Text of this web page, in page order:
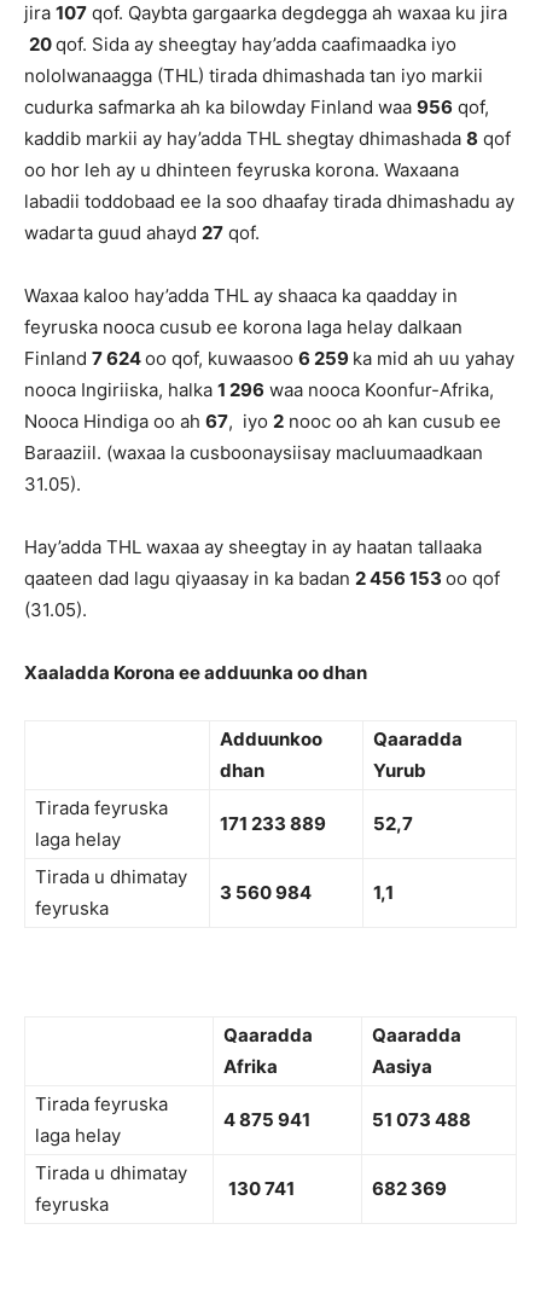
jira 107 qof. Qaybta gargaarka degdegga ah waxaa ku jira
20qof. Sida ay sheegtay hay’adda caafimaadka iyo
nololwanaagga (THL) tirada dhimashada tan iyo markii
cudurka safmarka ah ka bilowday Finland waa 956 qof,
kaddib markii ay hay’adda THL shegtay dhimashada 8 qof
oo hor leh ay u dhinteen feyruska korona. Waxaana
labadii toddobaad ee la soo dhaafay tirada dhimashadu ay
wadarta guud ahayd 27 qof.
Waxaa kaloo hay’adda THL ay shaaca ka qaadday in
feyruska nooca cusub ee korona laga helay dalkaan
Finland 7 624oo qof, kuwaasoo 6 259 ka mid ah uu yahay
nooca Ingiriiska, halka 1 296 waa nooca Koonfur-Afrika,
Nooca Hindiga oo ah 67, iyo 2 nooc oo ah kan cusub ee
Baraaziil. (waxaa la cusboonaysiisay macluumaadkaan
31.05).
Hay’adda THL waxaa ay sheegtay in ay haatan tallaaka
qaateen dad lagu qiyaasay in ka badan 2 456 153 oo qof
(31.05).
Xaaladda Korona ee adduunka oo dhan
Adduunkoo
dhan
Qaaradda
Yurub
Tirada feyruska
laga helay
171 233 889 52,7
Tirada u dhimatay
feyruska
3 560 984 1,1
Qaaradda
Afrika
Qaaradda
Aasiya
Tirada feyruska
laga helay
4 875 941 51 073 488
Tirada u dhimatay
feyruska
130 741 682 369